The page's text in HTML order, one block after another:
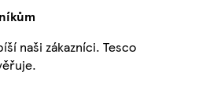
naši zákazníci. Tesco